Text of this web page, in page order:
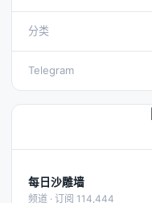
分类
Telegram
每日沙雕墙
频道 · 订阅 114,444